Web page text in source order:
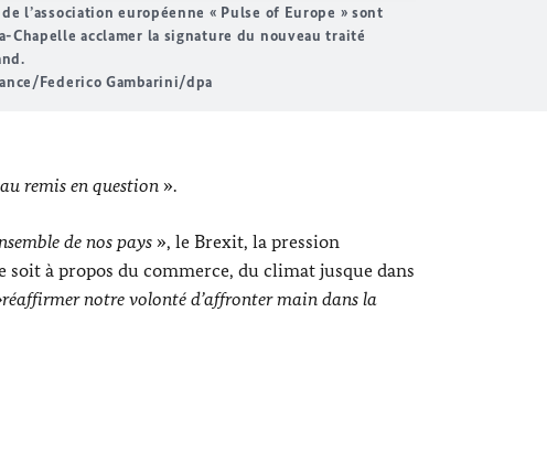
l’association européenne « Pulse of Europe » sont
Chapelle acclamer la signature du nouveau traité
Federico Gambarini/dpa
remis en question ».
de nos pays », le Brexit, la pression
à propos du commerce, du climat jusque dans
notre volonté d’affronter main dans la